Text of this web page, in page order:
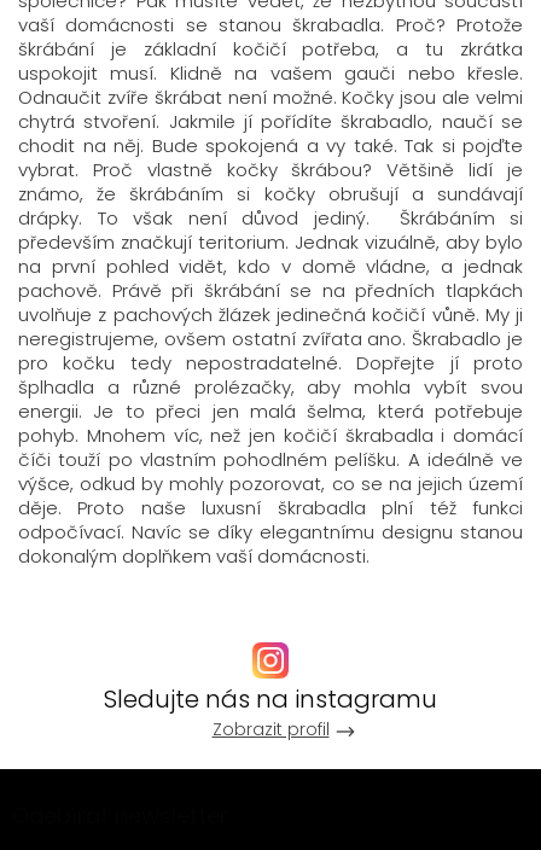
í
p
r
v
k
y
v
ý
p
i
s
u
í
vaší domácnosti se stanou škrabadla. Proč? Protože
škrábání je základní kočičí potřeba, a tu zkrátka
uspokojit musí. Klidně na vašem gauči nebo křesle.
Odnaučit zvíře škrábat není možné. Kočky jsou ale velmi
chytrá stvoření. Jakmile jí pořídíte škrabadlo, naučí se
chodit na něj. Bude spokojená a vy také. Tak si pojďte
vybrat. Proč vlastně kočky škrábou? Většině lidí je
známo, že škrábáním si kočky obrušují a sundávají
drápky. To však není důvod jediný. Škrábáním si
především značkují teritorium. Jednak vizuálně, aby bylo
na první pohled vidět, kdo v domě vládne, a jednak
pachově. Právě při škrábání se na předních tlapkách
uvolňuje z pachových žlázek jedinečná kočičí vůně. My ji
neregistrujeme, ovšem ostatní zvířata ano. Škrabadlo je
pro kočku tedy nepostradatelné. Dopřejte jí proto
šplhadla a různé prolézačky, aby mohla vybít svou
energii. Je to přeci jen malá šelma, která potřebuje
pohyb. Mnohem víc, než jen kočičí škrabadla i domácí
číči touží po vlastním pohodlném pelíšku. A ideálně ve
výšce, odkud by mohly pozorovat, co se na jejich území
děje. Proto naše luxusní škrabadla plní též funkci
odpočívací. Navíc se díky elegantnímu designu stanou
dokonalým doplňkem vaší domácnosti.
Sledujte nás na instagramu
Zobrazit profil